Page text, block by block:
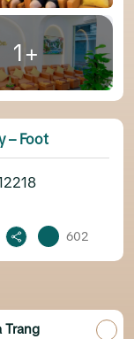
1+
– Foot
602